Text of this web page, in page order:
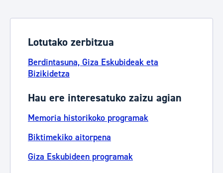
Lotutako zerbitzua
Berdintasuna, Giza Eskubideak eta
Bizikidetza
Hau ere interesatuko zaizu agian
Memoria historikoko programak
Biktimekiko aitorpena
Giza Eskubideen programak